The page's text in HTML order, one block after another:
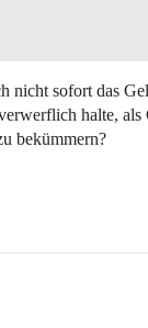
nicht sofort das
halte, als
bekümmern?